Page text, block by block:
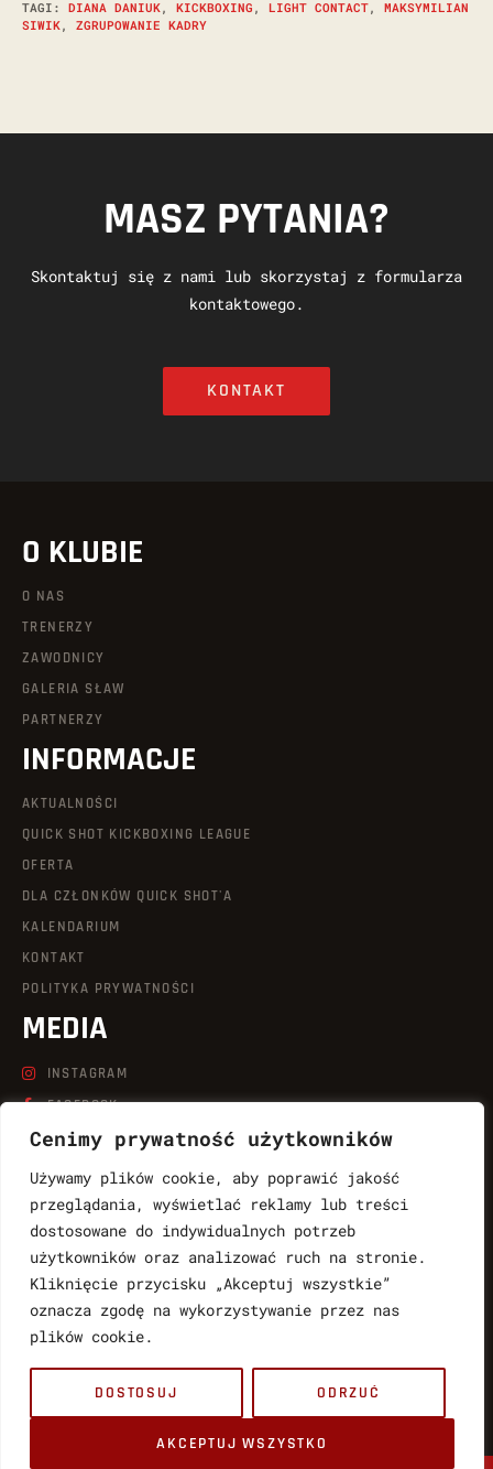
Cenimy prywatność użytkowników
Używamy plików cookie, aby poprawić jakość
przeglądania, wyświetlać reklamy lub treści
dostosowane do indywidualnych potrzeb
użytkowników oraz analizować ruch na stronie.
Kliknięcie przycisku „Akceptuj wszystkie”
oznacza zgodę na wykorzystywanie przez nas
plików cookie.
DOSTOSUJ ODRZUĆ
AKCEPTUJ WSZYSTKO
TAGI : DIANA DANIUK, KICKBOXING , LIGHT CONTACT,
MAKSYMILIAN
SIWIK, ZGRUPOWANIE KADRY
MASZ PYTANIA?
Skontaktuj się z nami lub skorzystaj z formularza
kontaktowego.
KONTAKT
O KLUBIE
O NAS
TRENERZY
ZAWODNICY
GALERIA SŁAW
PARTNERZY
INFORMACJE
AKTUALNOŚCI
QUICK SHOT KICKBOXING LEAGUE
OFERTA
DLA CZŁONKÓW QUICK SHOT'A
KALENDARIUM
KONTAKT
POLITYKA PRYWATNOŚCI
MEDIA
INSTAGRAM
FACEBOOK
LINKEDIN
YOUTUBE
KONTAKT
LUKASZ.WABNIC@QUICKSHOT.COM.PL
888764997
783061017